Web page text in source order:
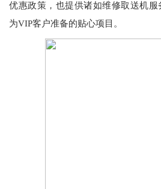
优惠政策，也提供诸如维修取送机
为VIP客户准备的贴心项目。